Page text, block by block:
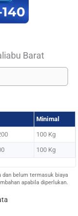
Barat
Minimal
100 Kg
100 Kg
dan belum termasuk biaya
apabila diperlukan.